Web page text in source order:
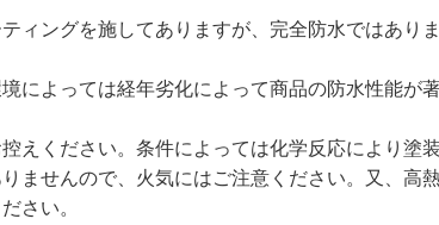
ィングを施してありますが、完全防水ではあり
によっては経年劣化によって商品の防水性能が
えください。条件によっては化学反応により塗
ませんので、火気にはご注意ください。又、高
さい。